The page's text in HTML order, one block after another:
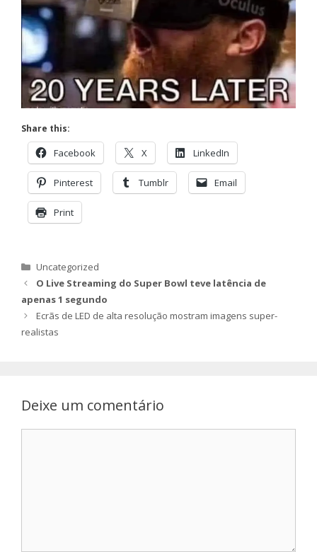
Share this:
Facebook X LinkedIn
Pinterest Tumblr Email
Print
Categorias
Uncategorized
O Live Streaming do Super Bowl teve latência de
apenas 1 segundo
Ecrãs de LED de alta resolução mostram imagens super-
realistas
Deixe um comentário